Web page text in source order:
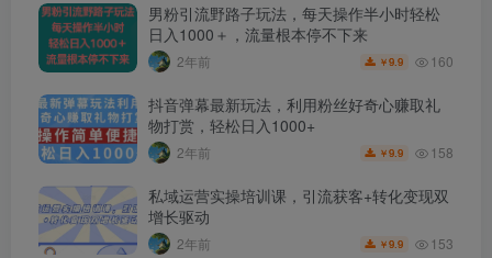
男粉引流野路子玩法，每天操作半小时轻松
日入1000＋，流量根本停不下来
2年前 ￥9.9 160
抖音弹幕最新玩法，利用粉丝好奇心赚取礼
物打赏，轻松日入1000+
2年前 ￥9.9 158
私域运营实操培训课，引流获客+转化变现双
增长驱动
2年前 ￥9.9 153